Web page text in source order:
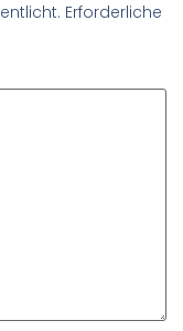
Erforderliche